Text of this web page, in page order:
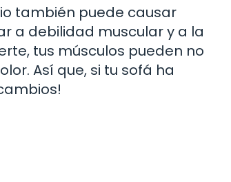
también puede causar
a debilidad muscular y a la
tus músculos pueden no
Así que, si tu sofá ha